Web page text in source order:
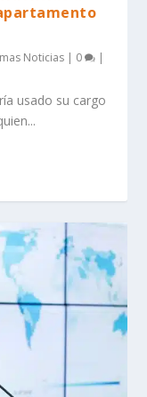
Noticias | 0 |
usado su cargo